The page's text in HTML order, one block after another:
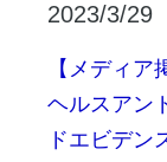
2023/3/29
【メディア
ヘルスアン
ドエビデン